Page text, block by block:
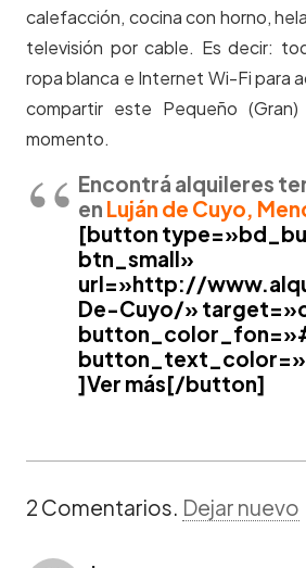
calefacción, cocina con horno,
televisión por cable. Es decir:
ropa blanca e Internet Wi-Fi para
compartir este Pequeño
momento.
Encontrá alquileres
en Luján de Cuyo,
[button
btn_small»
url=»http://
De-Cuyo/»
]Ver más[/button]
2 Comentarios. Dejar nuevo